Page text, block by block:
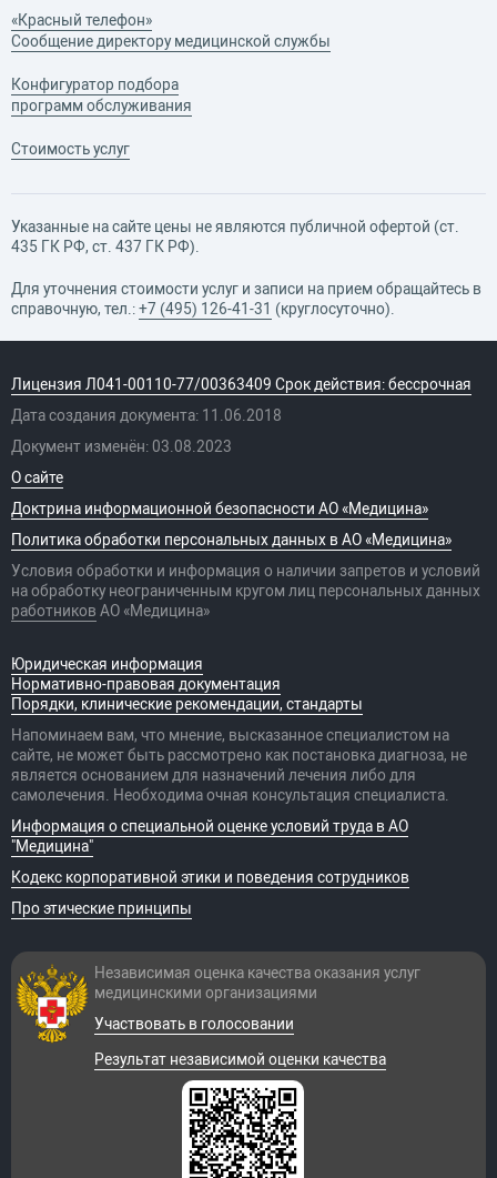
«Красный телефон»
Сообщение директору медицинской службы
Конфигуратор подбора
программ обслуживания
Стоимость услуг
Указанные на сайте цены не являются публичной офертой (ст.
435 ГК РФ, cт. 437 ГК РФ).
Для уточнения стоимости услуг и записи на прием обращайтесь в
справочную, тел.:+7 (495) 126-41-31 (круглосуточно).
Лицензия Л041-00110-77/00363409 Срок действия: бессрочная
Дата создания документа: 11.06.2018
Документ изменён: 03.08.2023
О сайте
Доктрина информационной безопасности АО «Медицина»
Политика обработки персональных данных в АО «Медицина»
Условия обработки и информация о наличии запретов и условий
на обработку неограниченным кругом лиц персональных данных
работников АО «Медицина»
Юридическая информация
Нормативно-правовая документация
Порядки, клинические рекомендации, стандарты
Напоминаем вам, что мнение, высказанное специалистом на
сайте, не может быть рассмотрено как постановка диагноза, не
является основанием для назначений лечения либо для
самолечения. Необходима очная консультация специалиста.
Информация о специальной оценке условий труда в АО
"Медицина"
Кодекс корпоративной этики и поведения сотрудников
Про этические принципы
Независимая оценка качества оказания услуг
медицинскими организациями
Участвовать в голосовании
Результат независимой оценки качества